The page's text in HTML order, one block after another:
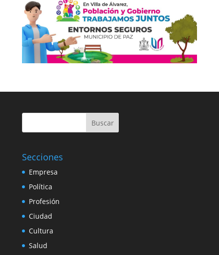
Buscar
Secciones
Empresa
Política
Profesión
Ciudad
Cultura
Salud